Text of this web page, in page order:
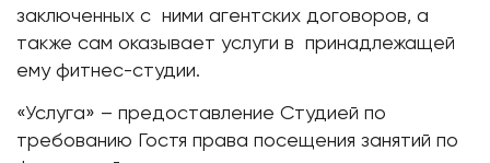
заключенных с ними агентских договоров, а
также сам оказывает услуги в принадлежащей
ему фитнес-студии.
«Услуга» – предоставление Студией по
требованию Гостя права посещения занятий по